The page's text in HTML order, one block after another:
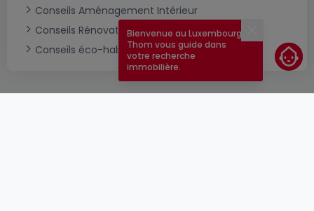
Conseils Aménagement Intérieur
Conseils Rénovation & Construction
Conseils éco-habitat
Bienvenue au Luxembourg !
Thom vous guide dans
votre recherche
immobilière.